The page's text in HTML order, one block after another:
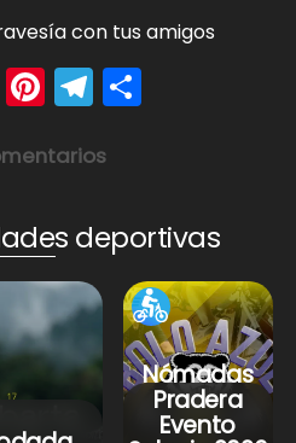
con tus amigos
F
a
c
b
o
o
k
Pi
nt
er
st
T
el
e
a
m
deportivas
Nómadas
Pradera
Evento